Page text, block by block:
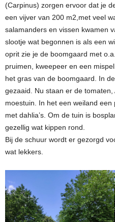
(Carpinus) zorgen ervoor dat je
een vijver van 200 m2,met veel
salamanders en vissen kwamen
slootje wat begonnen is als een
oprit zie je de boomgaard met
pruimen, kweepeer en een
het gras van de boomgaard. In
gezaaid. Nu staan er de
moestuin. In het een weiland
met dahlia’s. Om de tuin is
gezellig wat kippen rond.
Bij de schuur wordt er gezorgd
wat lekkers.